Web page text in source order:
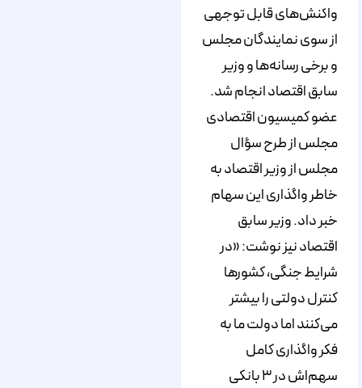
واکنش‌های قابل توجهی
از سوی نمایندگان مجلس
و برخی رسانه‌ها و وزیر
سابق اقتصاد انجام شد.
عضو کمیسیون اقتصادی
مجلس از طرح سؤال
مجلس از وزیر اقتصاد به
خاطر واگذاری این سهام
خبر داد. وزیر سابق
اقتصاد نیز نوشت: «در
شرایط جنگی، کشورها
کنترل دولتی را بیشتر
می‌کنند اما دولت ما به
فکر واگذاری کامل
سهم‌اش در ۳ بانکی